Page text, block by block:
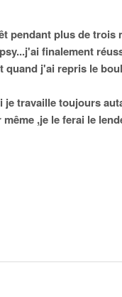
pendant plus de trois
finalement
quand j'ai repris le
travaille toujours
,je le ferai le